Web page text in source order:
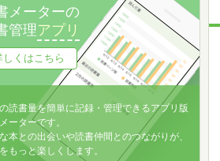
メーターの
管理アプリ
しくはこちら
読書量を簡単に記録・管理できるアプリ版
ーターです。
本との出会いや読書仲間とのつながりが、
もっと楽しくします。